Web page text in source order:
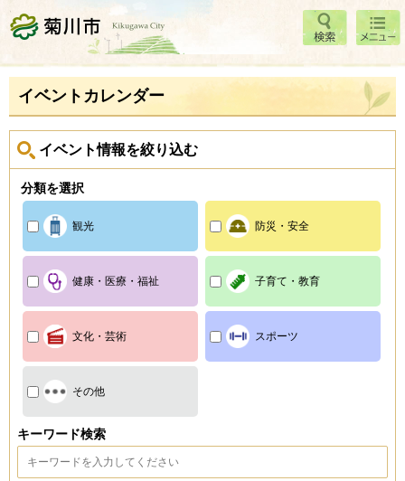
菊川市 検索
メニ
ュー
イベントカレンダー
イベント情報を絞り込む
分類を選択
観光 防災・安全
健康・医療・福祉 子育て・教育
文化・芸術 スポーツ
その他
キーワード検索